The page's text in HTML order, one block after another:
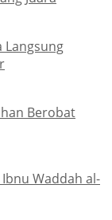
Langsung
Berobat
Waddah al-